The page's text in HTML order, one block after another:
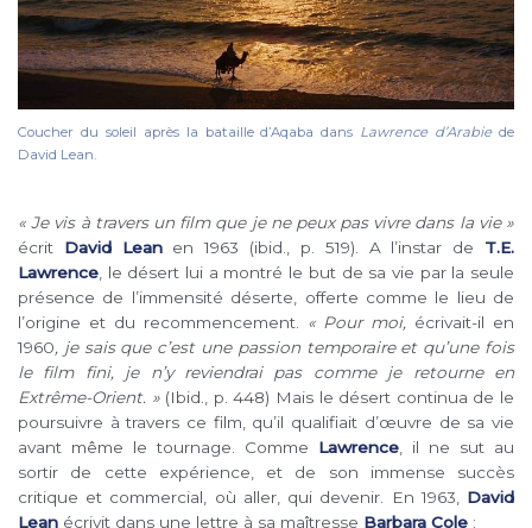
Coucher du soleil après la bataille d’Aqaba dans Lawrence d’Arabiede
David Lean.
« Je vis à travers un film que je ne peux pas vivre dans la vie »
écrit David Leanen 1963 (ibid., p. 519). A l’instar de T.E.
Lawrence , le désert lui a montré le but de sa vie par la seule
présence de l’immensité déserte, offerte comme le lieu de
l’origine et du recommencement.
« Pour moi, écrivait-il en
1960, je sais que c’est une passion temporaire et qu’une fois
le film fini, je n’y reviendrai pas comme je retourne en
Extrême-Orient. »(Ibid., p. 448) Mais le désert continua de le
poursuivre à travers ce film, qu’il qualifiait d’œuvre de sa vie
avant même le tournage. Comme Lawrence , il ne sut au
sortir de cette expérience, et de son immense succès
critique et commercial, où aller, qui devenir. En 1963, David
Lean écrivit dans une lettre à sa maîtresse Barbara Cole :